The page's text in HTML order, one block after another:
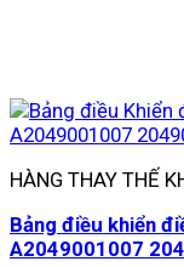
HÀNG THAY THẾ
Bảng điều khiển
A2049001007